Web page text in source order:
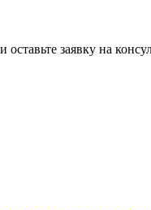
заявку на